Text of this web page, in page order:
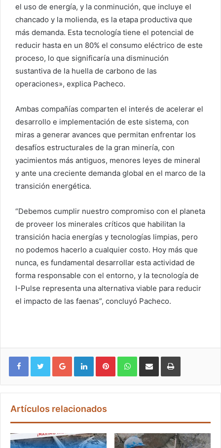
el uso de energía, y la conminución, que incluye el
chancado y la molienda, es la etapa productiva que
más demanda. Esta tecnología tiene el potencial de
reducir hasta en un 80% el consumo eléctrico de este
proceso, lo que significaría una disminución
sustantiva de la huella de carbono de las
operaciones», explica Pacheco.
Ambas compañías comparten el interés de acelerar el
desarrollo e implementación de este sistema, con
miras a generar avances que permitan enfrentar los
desafíos estructurales de la gran minería, con
yacimientos más antiguos, menores leyes de mineral
y ante una creciente demanda global en el marco de la
transición energética.
“Debemos cumplir nuestro compromiso con el planeta
de proveer los minerales críticos que habilitan la
transición hacia energías y tecnologías limpias, pero
no podemos hacerlo a cualquier costo. Hoy más que
nunca, es fundamental desarrollar esta actividad de
forma responsable con el entorno, y la tecnología de
I-Pulse representa una alternativa viable para reducir
el impacto de las faenas”, concluyó Pacheco.
Google+ LinkedIn Pinterest WhatsApp
Artículos relacionados